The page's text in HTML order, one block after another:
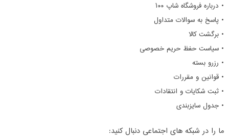
• درباره فروشگاه شاپ ۱۰۰
• پاسخ به سوالات متداول
• برگشت کالا
• سیاست حفظ حریم خصوصی
• رزرو بسته
• قوانین و مقررات
• ثبت شکایات و انتقادات
• جدول سایزبندی
ما را در شبکه های اجتماعی دنبال کنید: